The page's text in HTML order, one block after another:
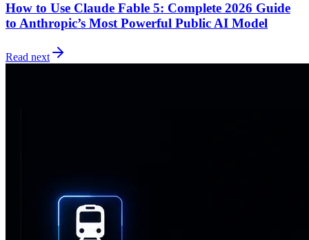
How to Use Claude Fable 5: Complete 2026 Guide
to Anthropic’s Most Powerful Public AI Model
Read next